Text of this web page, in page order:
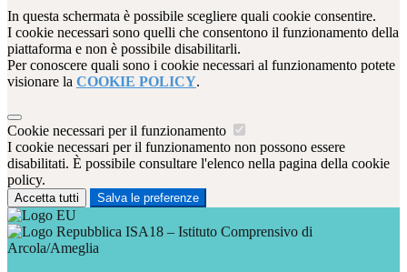
In questa schermata è possibile scegliere quali cookie consentire.
I cookie necessari sono quelli che consentono il funzionamento della
piattaforma e non è possibile disabilitarli.
Per conoscere quali sono i cookie necessari al funzionamento potete
visionare la COOKIE POLICY.
Cookie necessari per il funzionamento
I cookie necessari per il funzionamento non possono essere
disabilitati. È possibile consultare l'elenco nella pagina della cookie
policy.
Accetta tutti Salva le preferenze
ISA18 – Istituto Comprensivo di
Arcola/Ameglia